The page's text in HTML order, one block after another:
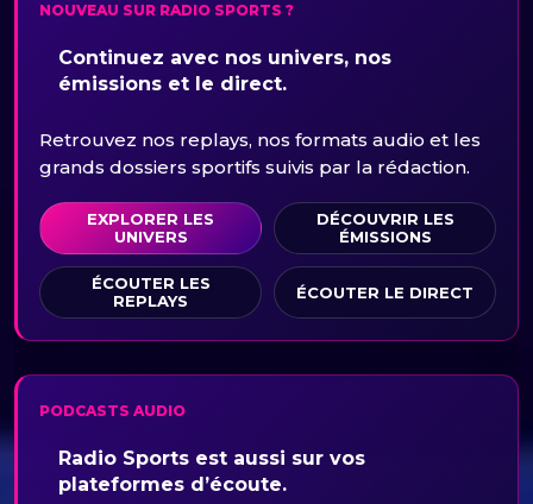
NOUVEAU SUR RADIO SPORTS ?
Continuez avec nos univers, nos
émissions et le direct.
Retrouvez nos replays, nos formats audio et les
grands dossiers sportifs suivis par la rédaction.
EXPLORER LES
UNIVERS
DÉCOUVRIR LES
ÉMISSIONS
ÉCOUTER LES
REPLAYS
ÉCOUTER LE DIRECT
PODCASTS AUDIO
Radio Sports est aussi sur vos
plateformes d’écoute.